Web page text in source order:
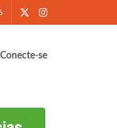
Conecte-se